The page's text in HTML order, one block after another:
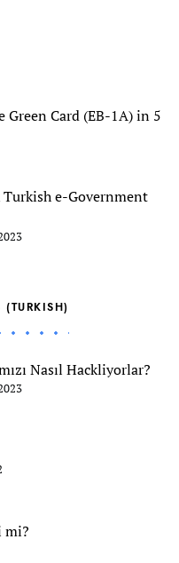
Card (EB-1A) in 5
Turkish e-Government
(TURKISH)
Nasıl Hackliyorlar?
mi?